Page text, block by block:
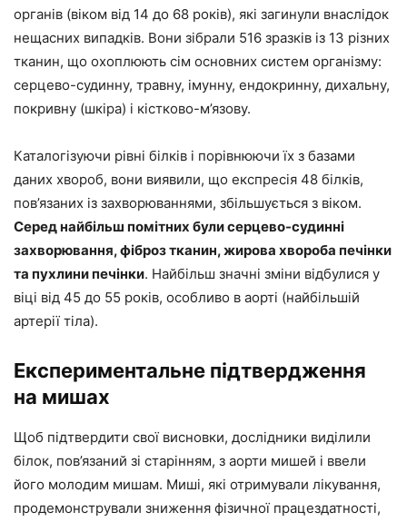
органів (віком від 14 до 68 років), які загинули внаслідок
нещасних випадків. Вони зібрали 516 зразків із 13 різних
тканин, що охоплюють сім основних систем організму:
серцево-судинну, травну, імунну, ендокринну, дихальну,
покривну (шкіра) і кістково-м’язову.
Каталогізуючи рівні білків і порівнюючи їх з базами
даних хвороб, вони виявили, що експресія 48 білків,
пов’язаних із захворюваннями, збільшується з віком.
Серед найбільш помітних були серцево-судинні
захворювання, фіброз тканин, жирова хвороба печінки
та пухлини печінки. Найбільш значні зміни відбулися у
віці від 45 до 55 років, особливо в аорті (найбільшій
артерії тіла).
Експериментальне підтвердження
на мишах
Щоб підтвердити свої висновки, дослідники виділили
білок, пов’язаний зі старінням, з аорти мишей і ввели
його молодим мишам. Миші, які отримували лікування,
продемонстрували зниження фізичної працездатності,